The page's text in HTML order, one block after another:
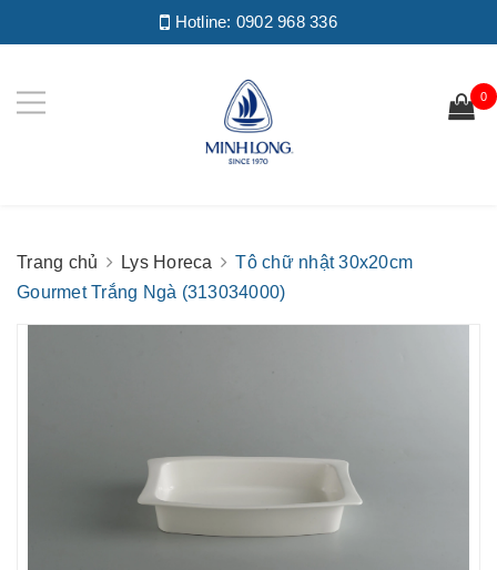
Hotline: 0902 968 336
0
Trang chủ Lys Horeca
Tô chữ nhật 30x20cm
Gourmet Trắng Ngà (313034000)